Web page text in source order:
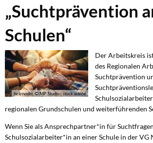
an
Schulen“-1
„Suchtprävention
Schulen“
helenadai, © MP Studio | stock.adobe
Der Arbeitskreis
des Regionalen
Suchtprävention
regionalen Grundschulen und weiterführenden
Wenn Sie als Ansprechpartner*in für
Schulsozialarbeiter*in an einer Schule in der